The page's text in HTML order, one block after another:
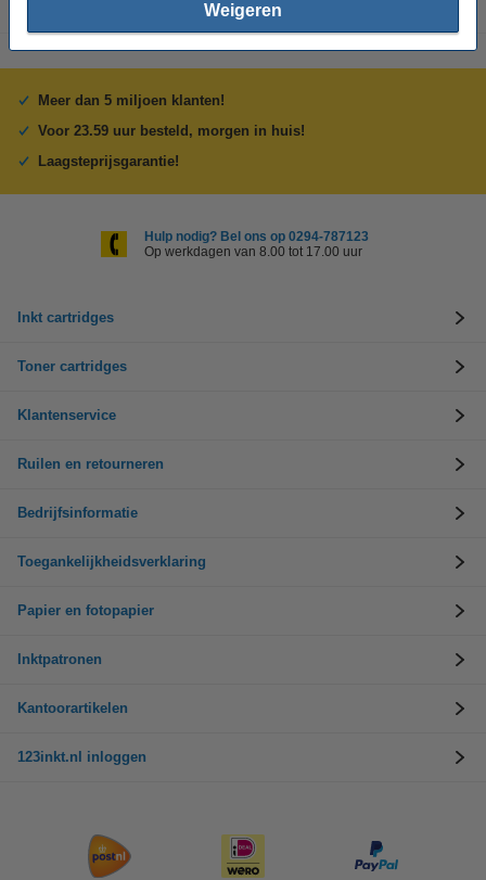
Weigeren
Meer dan 5 miljoen klanten!
Voor 23.59 uur besteld, morgen in huis!
Laagsteprijsgarantie!
Hulp nodig? Bel ons op 0294-787123
Op werkdagen van 8.00 tot 17.00 uur
Inkt cartridges
Toner cartridges
Klantenservice
Ruilen en retourneren
Bedrijfsinformatie
Toegankelijkheidsverklaring
Papier en fotopapier
Inktpatronen
Kantoorartikelen
123inkt.nl inloggen